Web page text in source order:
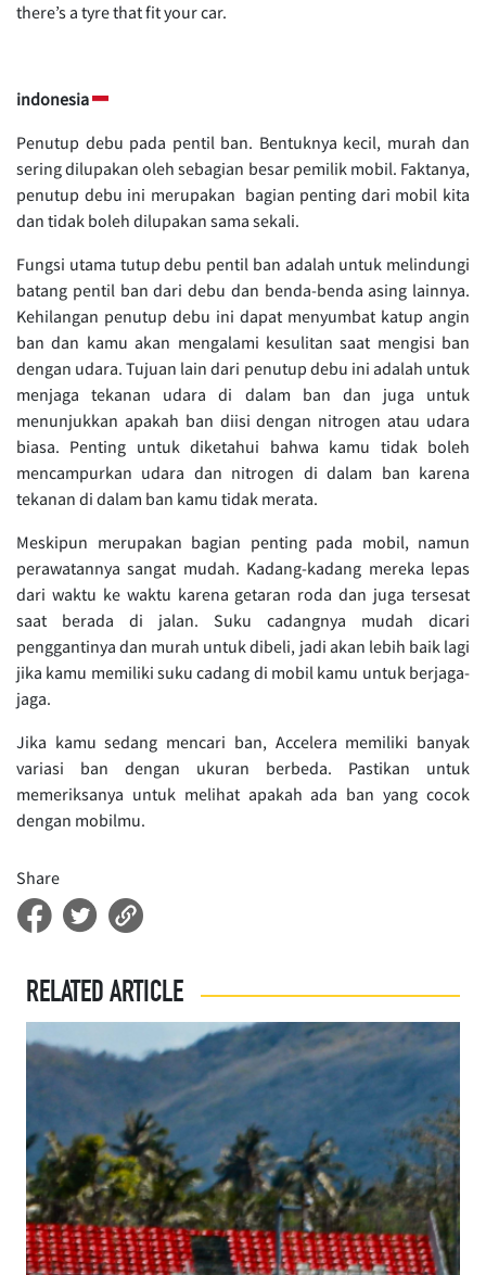
there’s a tyre that fit your car.
indonesia
Penutup debu pada pentil ban. Bentuknya kecil, murah dan
sering dilupakan oleh sebagian besar pemilik mobil. Faktanya,
penutup debu ini merupakan bagian penting dari mobil kita
dan tidak boleh dilupakan sama sekali.
Fungsi utama tutup debu pentil ban adalah untuk melindungi
batang pentil ban dari debu dan benda-benda asing lainnya.
Kehilangan penutup debu ini dapat menyumbat katup angin
ban dan kamu akan mengalami kesulitan saat mengisi ban
dengan udara. Tujuan lain dari penutup debu ini adalah untuk
menjaga tekanan udara di dalam ban dan juga untuk
menunjukkan apakah ban diisi dengan nitrogen atau udara
biasa. Penting untuk diketahui bahwa kamu tidak boleh
mencampurkan udara dan nitrogen di dalam ban karena
tekanan di dalam ban kamu tidak merata.
Meskipun merupakan bagian penting pada mobil, namun
perawatannya sangat mudah. Kadang-kadang mereka lepas
dari waktu ke waktu karena getaran roda dan juga tersesat
saat berada di jalan. Suku cadangnya mudah dicari
penggantinya dan murah untuk dibeli, jadi akan lebih baik lagi
jika kamu memiliki suku cadang di mobil kamu untuk berjaga-
jaga.
Jika kamu sedang mencari ban, Accelera memiliki banyak
variasi ban dengan ukuran berbeda. Pastikan untuk
memeriksanya untuk melihat apakah ada ban yang cocok
dengan mobilmu.
Share
RELATED ARTICLE